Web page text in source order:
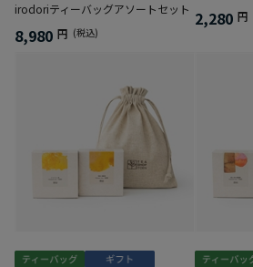
irodoriティーバッグアソートセット
8,980 円 (税込)
2,280 円